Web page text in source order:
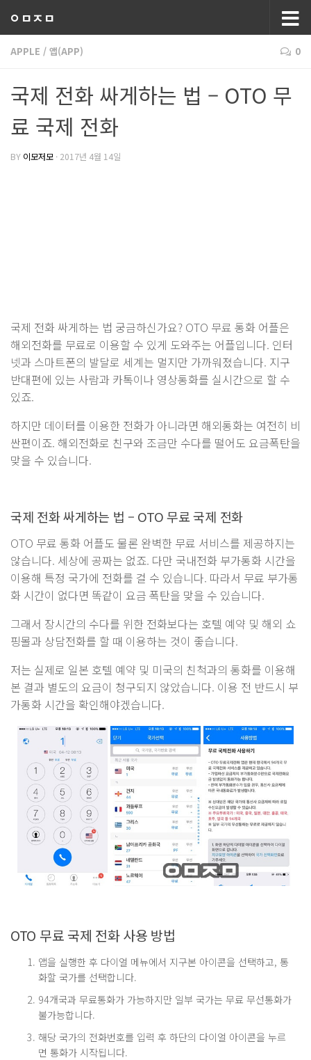
ㅇㅁㅈㅁ
APPLE / 앱(APP) 0
국제 전화 싸게하는 법 – OTO 무
료 국제 전화
BY 이모저모 · 2017년 4월 14일
국제 전화 싸게하는 법 궁금하신가요? OTO 무료 통화 어플은
해외전화를 무료로 이용할 수 있게 도와주는 어플입니다. 인터
넷과 스마트폰의 발달로 세계는 멀지만 가까워졌습니다. 지구
반대편에 있는 사람과 카톡이나 영상통화를 실시간으로 할 수
있죠.
하지만 데이터를 이용한 전화가 아니라면 해외통화는 여전히 비
싼편이죠. 해외전화로 친구와 조금만 수다를 떨어도 요금폭탄을
맞을 수 있습니다.
국제 전화 싸게하는 법 – OTO 무료 국제 전화
OTO 무료 통화 어플도 물론 완벽한 무료 서비스를 제공하지는
않습니다. 세상에 공짜는 없죠. 다만 국내전화 부가통화 시간을
이용해 특정 국가에 전화를 걸 수 있습니다. 따라서 무료 부가통
화 시간이 없다면 똑같이 요금 폭탄을 맞을 수 있습니다.
그래서 장시간의 수다를 위한 전화보다는 호텔 예약 및 해외 쇼
핑몰과 상담전화를 할 때 이용하는 것이 좋습니다.
저는 실제로 일본 호텔 예약 및 미국의 친척과의 통화를 이용해
본 결과 별도의 요금이 청구되지 않았습니다. 이용 전 반드시 부
가통화 시간을 확인해야겠습니다.
OTO 무료 국제 전화 사용 방법
앱을 실행한 후 다이얼 메뉴에서 지구본 아이콘을 선택하고, 통
화할 국가를 선택합니다.
94개국과 무료통화가 가능하지만 일부 국가는 무료 무선통화가
불가능합니다.
해당 국가의 전화번호를 입력 후 하단의 다이얼 아이콘을 누르
면 통화가 시작됩니다.